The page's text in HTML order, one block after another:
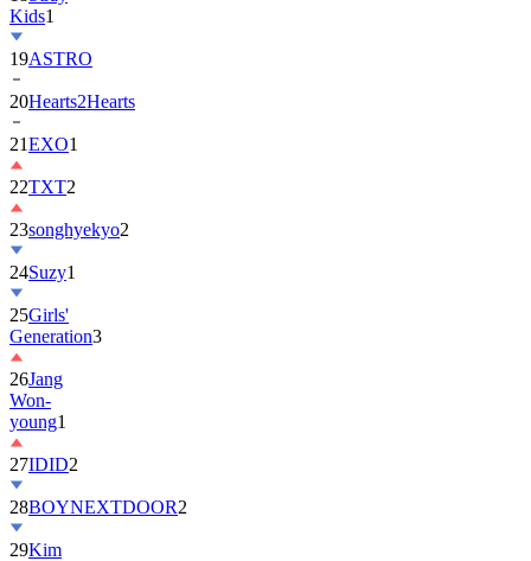
19ASTRO
20Hearts2Hearts
21EXO1
22TXT2
23songhyekyo
24Suzy1
25Girls'
Generation
26Jang
Won-
young1
27IDID
28BOYNEXTDOOR
29Kim
Hye-
yoon